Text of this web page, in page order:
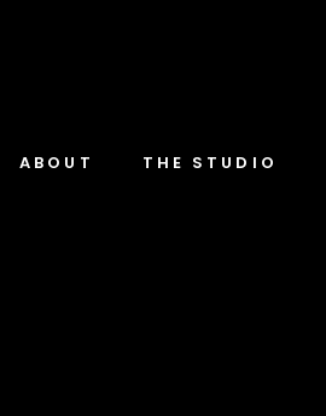
ABOUT THE STUDIO